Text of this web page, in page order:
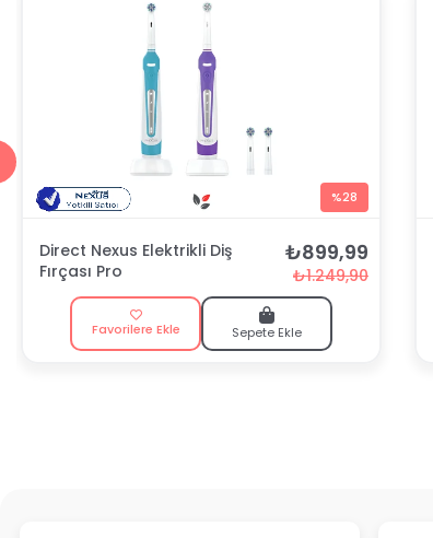
%28
Direct Nexus Elektrikli Diş
Fırçası Pro
₺899,99
₺1.249,90
Favorilere Ekle Sepete Ekle